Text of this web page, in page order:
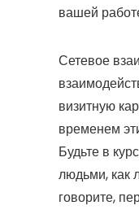
вашей
Сетевое
визитную
временем
Будьте в
людьми, как
говорите,